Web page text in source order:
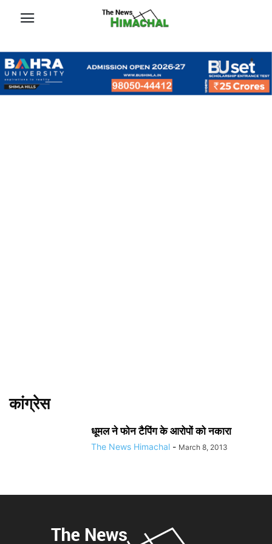
कांग्रेस
धूमल ने फोन टैपिंग के आरोपों को नकारा
The News Himachal - March 8, 2013